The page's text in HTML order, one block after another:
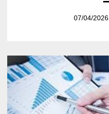
07/04/2026